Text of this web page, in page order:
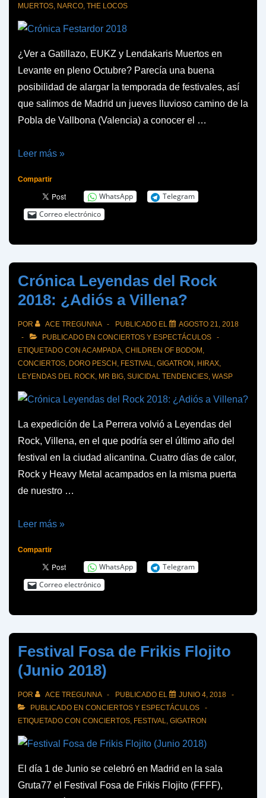
MUERTOS NARCO THE LOCOS
¿Ver a Gatillazo, EUKZ y Lendakaris Muertos en
Levante en pleno Octubre? Parecía una buena
posibilidad de alargar la temporada de festivales, así
que salimos de Madrid un jueves lluvioso camino de la
Pobla de Vallbona (Valencia) a conocer el …
Crónica
2018
Leer más »
Compartir
WhatsApp
Telegram
Correo electrónico
Crónica Leyendas del Rock
2018: ¿Adiós a Villena?
POR ACE TREGUNNA PUBLICADO EL
AGOSTO 21, 2018
PUBLICADO EN CONCIERTOS Y ESPECTÁCULOS
ETIQUETADO CON ACAMPADA CHILDREN OF BODOM
CONCIERTOS DORO PESCH FESTIVAL GIGATRON HIRAX
LEYENDAS DEL ROCK MR BIG SUICIDAL TENDENCIES WASP
La expedición de La Perrera volvió a Leyendas del
Rock, Villena, en el que podría ser el último año del
festival en la ciudad alicantina. Cuatro días de calor,
Rock y Heavy Metal acampados en la misma puerta
de nuestro …
Crónica
2018:
Leer más »
Compartir
WhatsApp
Telegram
Correo electrónico
Festival Fosa de Frikis Flojito
(Junio 2018)
POR ACE TREGUNNA PUBLICADO EL
JUNIO 4, 2018
PUBLICADO EN CONCIERTOS Y ESPECTÁCULOS
ETIQUETADO CON CONCIERTOS FESTIVAL GIGATRON
El día 1 de Junio se celebró en Madrid en la sala
Gruta77 el Festival Fosa de Frikis Flojito (FFFF),